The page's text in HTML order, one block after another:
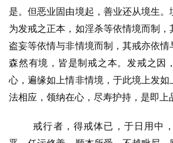
是。但恶业固由境起，善业还从境生
为发戒之正本，如淫杀等依情境而制，
盗妄等依情与非情境而制，其戒亦依情
森然有境，皆是制戒之本。发戒之因
心，遍缘如上情非情境，于此境上发
法相应，领纳在心，尽寿护持，是即上
戒行者，得戒体已，于日用中